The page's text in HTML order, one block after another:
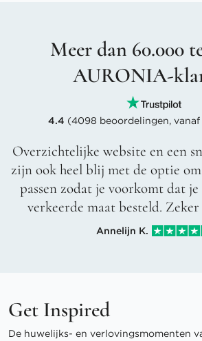
Meer dan 60.000
AURONIA-
4.4 (4098 beoordelingen,
Overzichtelijke website en een
zijn ook heel blij met de optie
passen zodat je voorkomt dat
verkeerde maat besteld.
Annelijn K.
Get Inspired
De huwelijks- en verlovingsmomenten